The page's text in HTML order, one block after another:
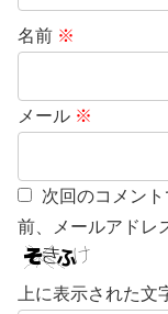
名前 ※
メール ※
次回のコメン
前、メールアドレ
上に表示された文